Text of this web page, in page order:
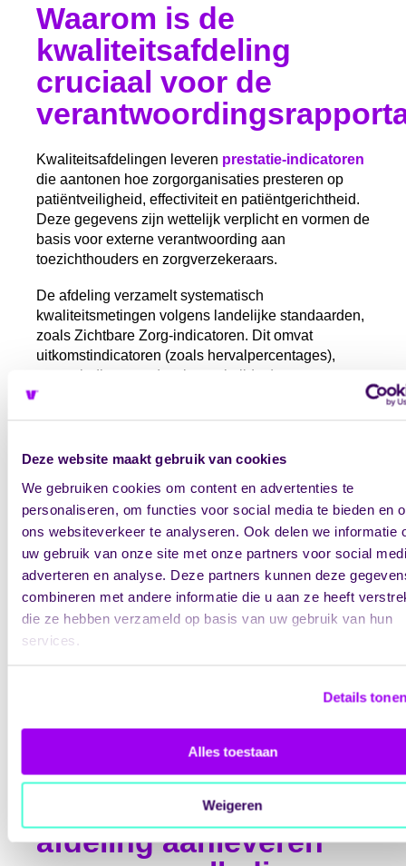
Deze website maakt gebruik van cookies
We gebruiken cookies om content en advertenties te
personaliseren, om functies voor social media te bieden en
ons websiteverkeer te analyseren. Ook delen we informatie
uw gebruik van onze site met onze partners voor social
adverteren en analyse. Deze partners kunnen deze
combineren met andere informatie die u aan ze heeft
die ze hebben verzameld op basis van uw gebruik van hun
services.
Details
Alles toestaan
Weigeren
Waarom is de
kwaliteitsafdeling
cruciaal voor de
Kwaliteitsafdelingen leveren prestatie-indicatoren
die aantonen hoe zorgorganisaties presteren op
patiëntveiligheid, effectiviteit en patiëntgerichtheid.
Deze gegevens zijn wettelijk verplicht en vormen de
basis voor externe verantwoording aan
toezichthouders en zorgverzekeraars.
De afdeling verzamelt systematisch
kwaliteitsmetingen volgens landelijke standaarden,
zoals Zichtbare Zorg-indicatoren. Dit omvat
uitkomstindicatoren (zoals hervalpercentages),
procesindicatoren (zoals wachttijden) en
structuurindicatoren (zoals personeelsbezetting).
belangrijk onderdeel van de
kwaliteitsverantwoording. De afdeling coördineert
CQI-metingen (Consumer Quality Index) en andere
tevredenheidsinstrumenten die inzicht geven in de
patiëntervaring.
Incidentmeldingen en calamiteitenrapportages
worden geanalyseerd om leereffecten en
informatie toont aan hoe de organisatie omgaat met
risico’s en continue verbetering realiseert.
dat gegevens tijdig worden aangeleverd aan de
valideert de datakwaliteit en zorgt voor consistente
Wat moet de HR-
afdeling aanleveren